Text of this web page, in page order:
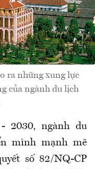
ra những xung lực
của ngành du lịch
2030, ngành du
mình mạnh mẽ
số 82/NQ-CP